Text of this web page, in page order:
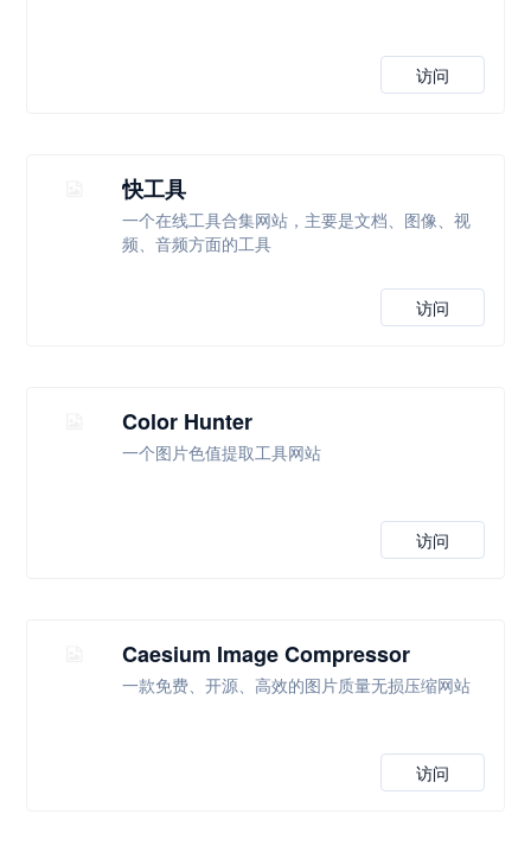
访问
快工具
一个在线工具合集网站，主要是文档、图像、视
频、音频方面的工具
访问
Color Hunter
一个图片色值提取工具网站
访问
Caesium Image Compressor
一款免费、开源、高效的图片质量无损压缩网站
访问